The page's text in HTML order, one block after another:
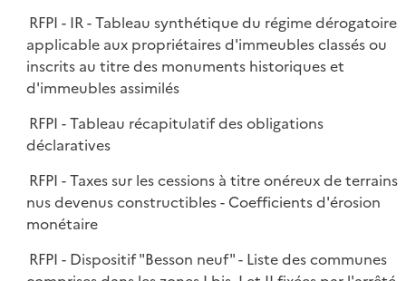
RFPI - IR - Tableau synthétique du régime dérogatoire
applicable aux propriétaires d'immeubles classés ou
inscrits au titre des monuments historiques et
d'immeubles assimilés
RFPI - Tableau récapitulatif des obligations
déclaratives
RFPI - Taxes sur les cessions à titre onéreux de terrains
nus devenus constructibles - Coefficients d'érosion
monétaire
RFPI - Dispositif "Besson neuf" - Liste des communes